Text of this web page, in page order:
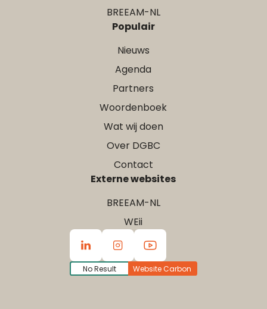
BREEAM-NL
Populair
Nieuws
Agenda
Partners
Woordenboek
Wat wij doen
Over DGBC
Contact
Externe websites
BREEAM-NL
WEii
No Result Website Carbon